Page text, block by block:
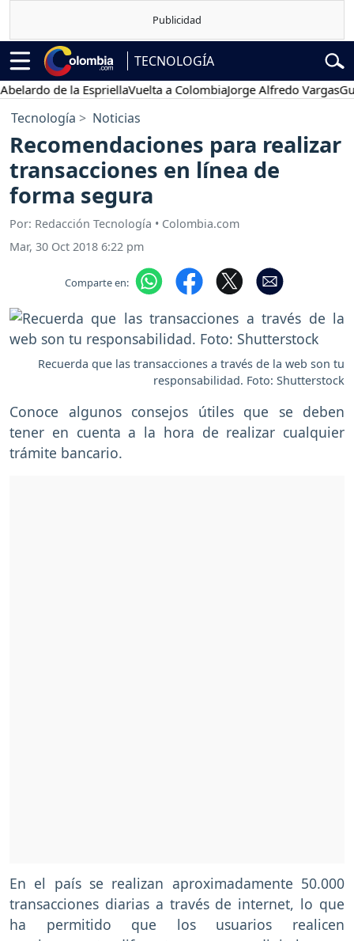
TECNOLOGÍA
de la EspriellaVuelta a ColombiaJorge Alfredo Vargas
Tecnología Noticias
Recomendaciones para realizar
transacciones en línea de
forma segura
Por: Redacción Tecnología • Colombia.com
Mar, 30 Oct 2018 6:22 pm
Comparte en:
Recuerda que las transacciones a través de la web son tu
responsabilidad. Foto: Shutterstock
Conoce algunos consejos útiles que se deben
tener en cuenta a la hora de realizar cualquier
trámite bancario.
En el país se realizan aproximadamente 50.000
transacciones diarias a través de internet, lo que
ha permitido que los usuarios realicen